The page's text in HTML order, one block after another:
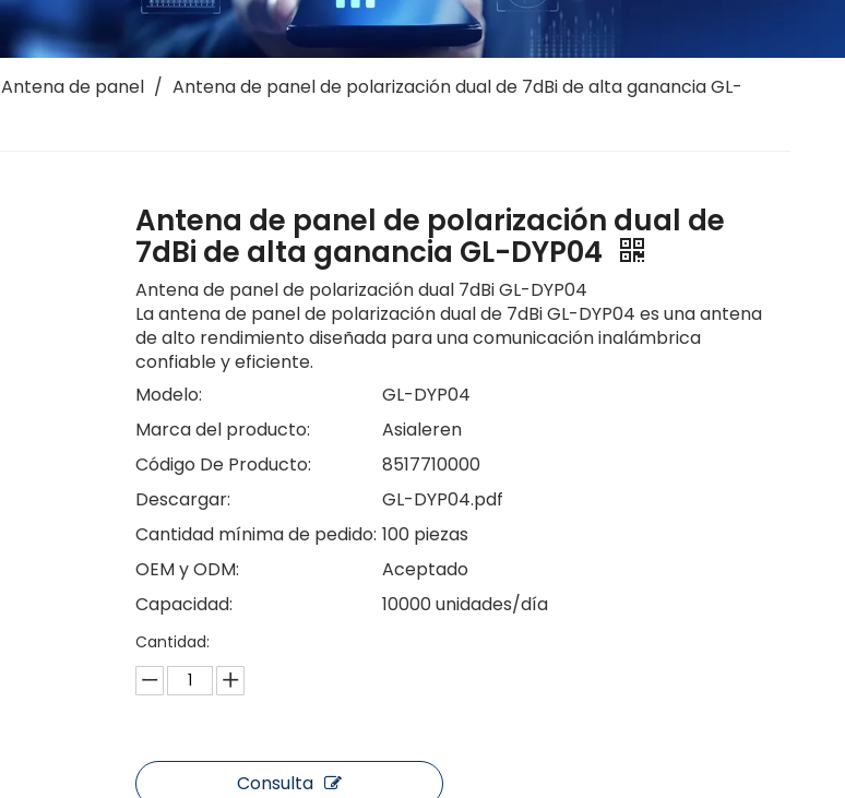
Antena de panel / Antena de panel de polarización dual de 7dBi de alta ganancia GL-
Antena de panel de polarización dual de
7dBi de alta ganancia GL-DYP04
Antena de panel de polarización dual 7dBi GL-DYP04
La antena de panel de polarización dual de 7dBi GL-DYP04 es una antena
de alto rendimiento diseñada para una comunicación inalámbrica
confiable y eficiente.
Modelo:
GL-DYP04
Marca del producto:
Asialeren
Código De Producto:
8517710000
Descargar:
GL-DYP04.pdf
Cantidad mínima de pedido: 100 piezas
OEM y ODM:
Aceptado
Capacidad:
10000 unidades/día
Cantidad:
Consulta